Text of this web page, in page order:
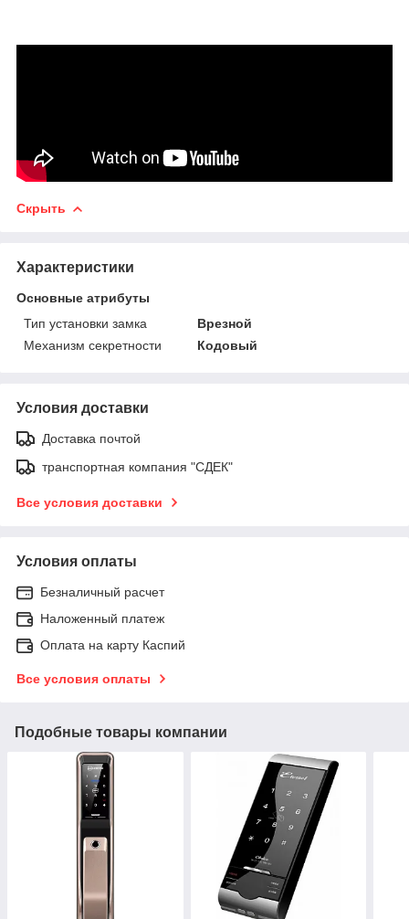
Скрыть
Характеристики
Основные атрибуты
Тип установки замка
Врезной
Механизм секретности
Кодовый
Условия доставки
Доставка почтой
транспортная компания "СДЕК"
Все условия доставки
Условия оплаты
Безналичный расчет
Наложенный платеж
Оплата на карту Каспий
Все условия оплаты
Подобные товары компании